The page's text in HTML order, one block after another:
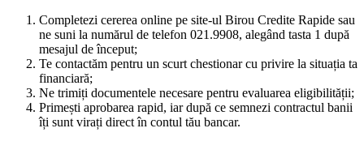
Completezi cererea online pe site-ul Birou Credite Rapide sau
ne suni la numărul de telefon 021.9908, alegând tasta 1 după
mesajul de început;
Te contactăm pentru un scurt chestionar cu privire la situația ta
financiară;
Ne trimiți documentele necesare pentru evaluarea eligibilității;
Primești aprobarea rapid, iar după ce semnezi contractul banii
îți sunt virați direct în contul tău bancar.